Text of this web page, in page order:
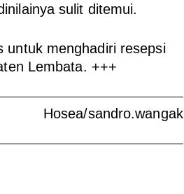
sulit ditemui.
untuk menghadiri resepsi
Lembata. +++
Hosea/sandro.wangak